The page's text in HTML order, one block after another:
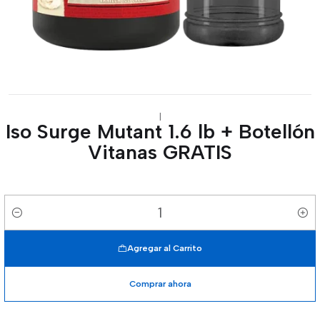
|
Iso Surge Mutant 1.6 lb + Botellón
Vitanas GRATIS
Cantidad
Agregar al Carrito
Comprar ahora